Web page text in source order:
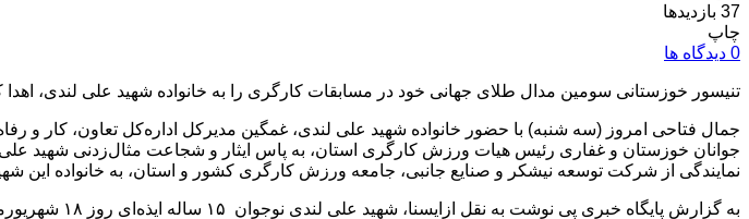
37 بازدیدها
چاپ
0 دیدگاه ها
تنیسور خوزستانی سومین مدال طلای جهانی خود در مسابقات کارگری را به خانواده شهید علی لندی، اهدا
جمال فتاحی امروز (سه شنبه) با حضور خانواده شهید علی لندی، غمگین مدیرکل اداره‌کل تعاون، کار
نمایندگی از شرکت توسعه نیشکر و صنایع جانبی، جامعه ورزش‌ کارگری کشور و استان، به خانواده این
به گزارش